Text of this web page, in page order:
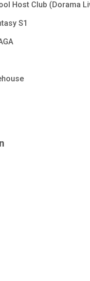
Host Club (Dorama
S1